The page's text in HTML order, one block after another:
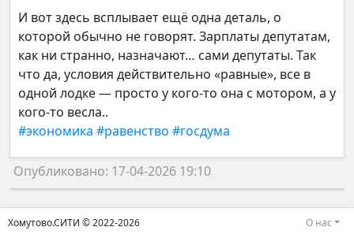
И вот здесь всплывает ещё одна деталь, о
которой обычно не говорят. Зарплаты депутатам,
как ни странно, назначают… сами депутаты. Так
что да, условия действительно «равные», все в
одной лодке — просто у кого-то она с мотором, а у
кого-то весла..
#экономика #равенство #госдума
Опубликовано: 17-04-2026 19:10
Хомутово.СИТИ © 2022-2026 О нас